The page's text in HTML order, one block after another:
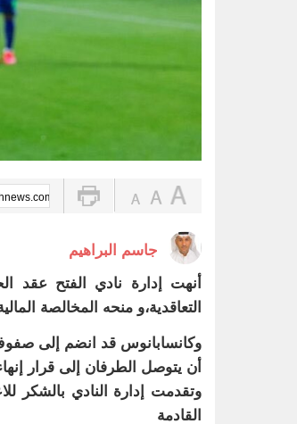
?p=83257
جاسم البراهيم
أنهت إدارة نادي الفتح عقد
التعاقدية،و منحه المخالصة
وكانسابانوس قد انضم إلى
أن يتوصل الطرفان إلى قرار
وتقدمت إدارة النادي بالشكر
القادمة